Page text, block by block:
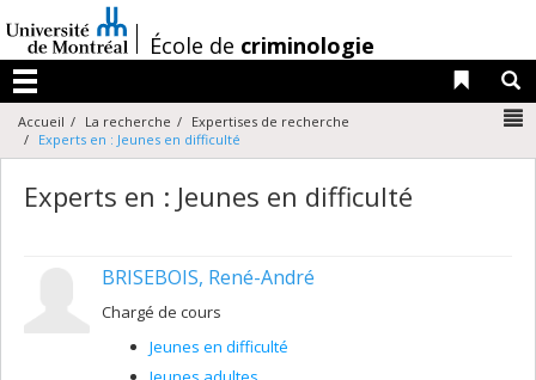
au
contenu
/École de criminologie
Menu
Liens
Accueil La recherche
Expertises de recherche
Experts en : Jeunes en difficulté
Experts en : Jeunes en difficulté
BRISEBOIS, René-André
Chargé de cours
Jeunes en difficulté